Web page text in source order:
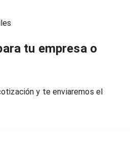
tu empresa o
y te enviaremos el